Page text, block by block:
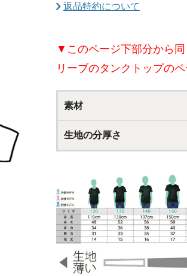
返品特約について
▼このページ下部分から
リーブのタンクトップの
素材
生地の分厚さ